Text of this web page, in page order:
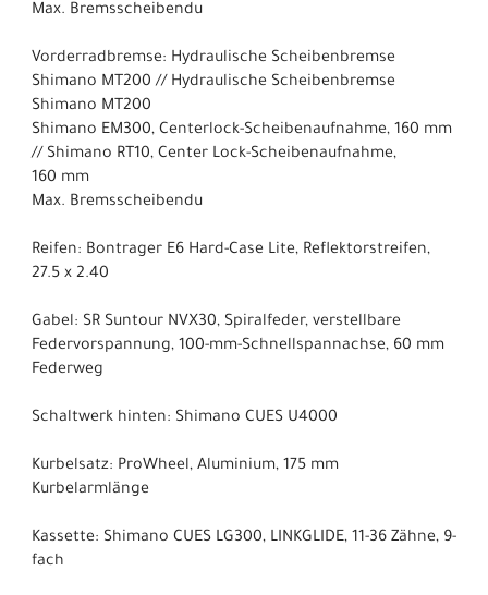
Max. Bremsscheibendu
Vorderradbremse: Hydraulische Scheibenbremse
Shimano MT200 // Hydraulische Scheibenbremse
Shimano MT200
Shimano EM300, Centerlock-Scheibenaufnahme, 160 mm
// Shimano RT10, Center Lock-Scheibenaufnahme,
160 mm
Max. Bremsscheibendu
Reifen: Bontrager E6 Hard-Case Lite, Reflektorstreifen,
27.5 x 2.40
Gabel: SR Suntour NVX30, Spiralfeder, verstellbare
Federvorspannung, 100-mm-Schnellspannachse, 60 mm
Federweg
Schaltwerk hinten: Shimano CUES U4000
Kurbelsatz: ProWheel, Aluminium, 175 mm
Kurbelarmlänge
Kassette: Shimano CUES LG300, LINKGLIDE, 11-36 Zähne, 9-
fach